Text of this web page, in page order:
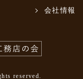
会社情報
reserved.